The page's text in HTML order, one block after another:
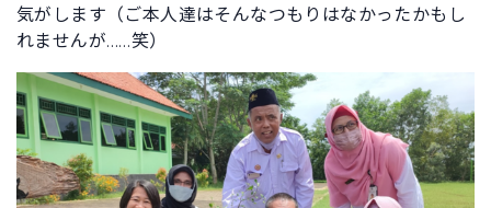
気がします（ご本人達はそんなつもりはなかったかもし
れませんが……笑）